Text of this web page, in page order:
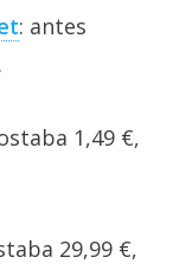
: antes
1,49 €,
29,99 €,